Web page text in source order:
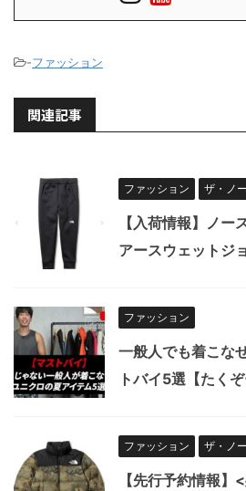
-ファッション
関連記事
ファッション ザ・ノ
【入荷情報】ノー
アースウェットジ
ファッション
一般人でも着こな
トバイ5選【たく
ファッション ザ・ノ
【先行予約情報